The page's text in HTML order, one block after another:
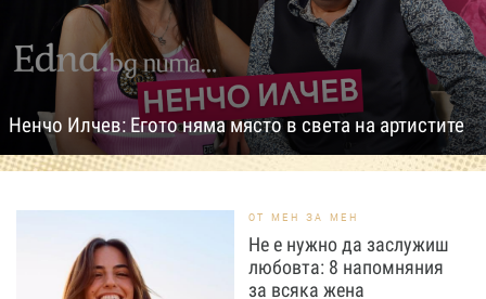
Ненчо Илчев: Егото няма място в света на артистите
ОТ МЕН ЗА МЕН
Не е нужно да заслужиш
любовта: 8 напомняния
за всяка жена